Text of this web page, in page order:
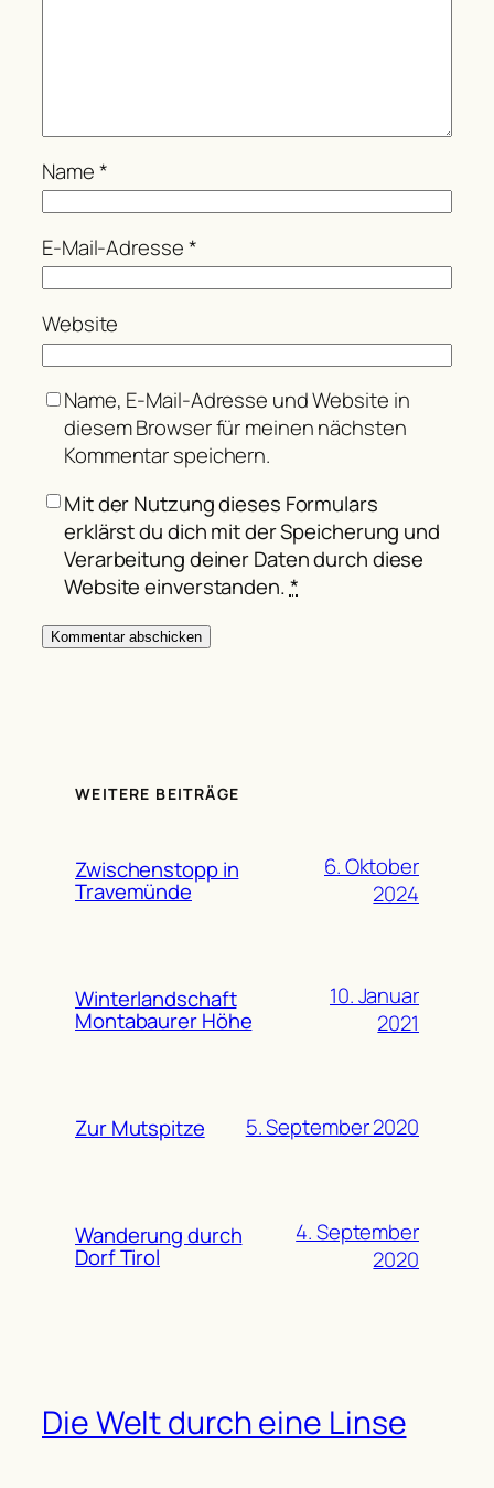
Name*
E-Mail-Adresse*
Website
Name, E-Mail-Adresse und Website in
diesem Browser für meinen nächsten
Kommentar speichern.
Mit der Nutzung dieses Formulars
erklärst du dich mit der Speicherung und
Verarbeitung deiner Daten durch diese
Website einverstanden.*
WEITERE BEITRÄGE
Zwischenstopp in
Travemünde
6. Oktober
2024
Winterlandschaft
Montabaurer Höhe
10. Januar
2021
Zur Mutspitze 5. September 2020
Wanderung durch
Dorf Tirol
4. September
2020
Die Welt durch eine Linse